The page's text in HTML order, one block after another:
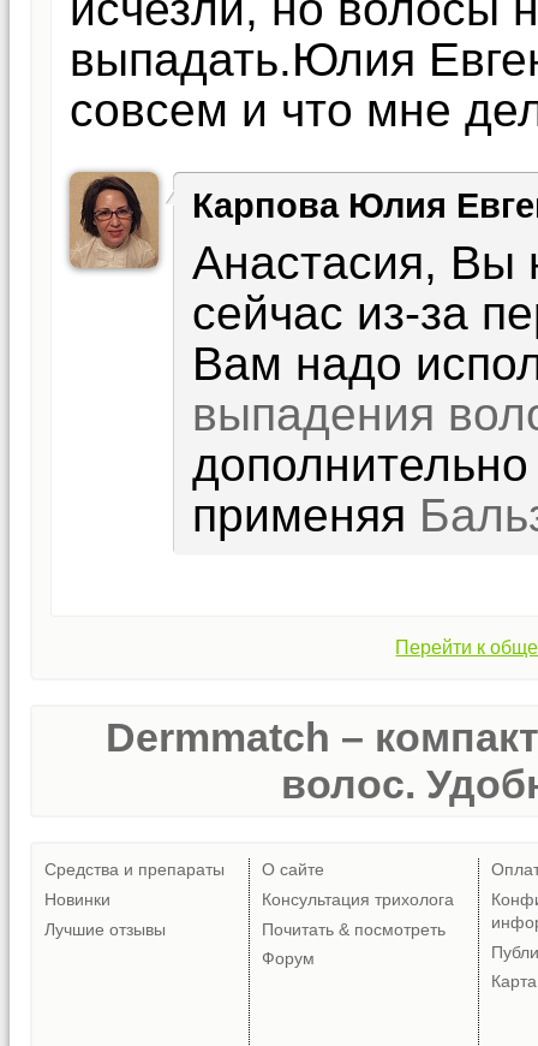
выпадать.Юлия
совсем и что мне
Карпова Юлия
Анастасия, Вы
сейчас из-за
Вам надо
выпадения
применяя
Перейти к
Dermmatch –
волос.
Средства и препараты
Новинки
Лучшие отзывы
О сайте
Консультация трихолога
Почитать & посмотреть
Форум